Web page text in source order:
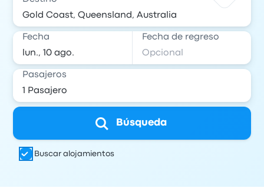
Fecha Fecha de regreso
Pasajeros
Búsqueda
Buscar alojamientos